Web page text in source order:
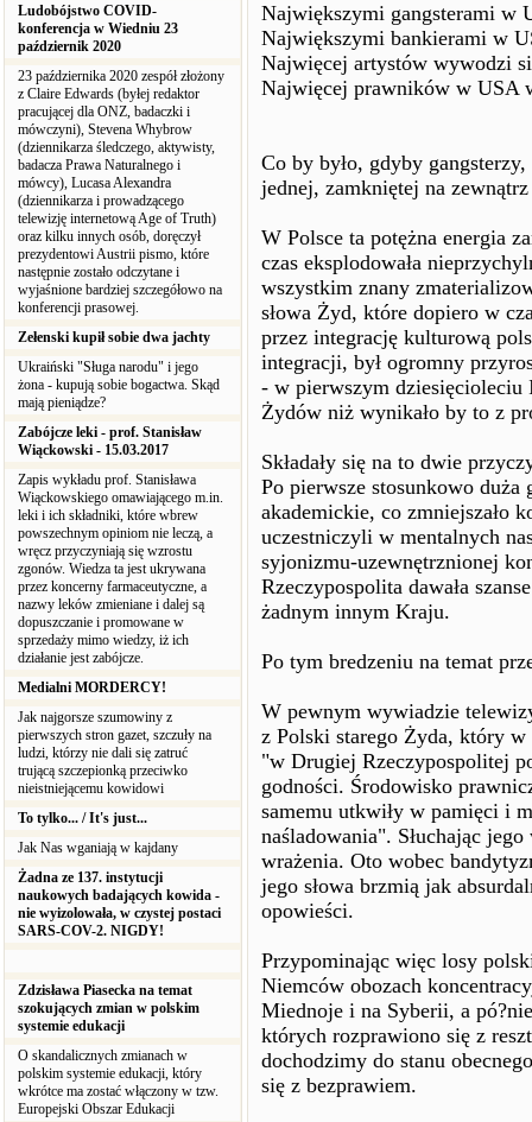
Ludobójstwo COVID-
konferencja w Wiedniu 23
październik 2020
23 października 2020 zespół złożony
z Claire Edwards (byłej redaktor
pracującej dla ONZ, badaczki i
mówczyni), Stevena Whybrow
(dziennikarza śledczego, aktywisty,
badacza Prawa Naturalnego i
mówcy), Lucasa Alexandra
(dziennikarza i prowadzącego
telewizję internetową Age of Truth)
oraz kilku innych osób, doręczył
prezydentowi Austrii pismo, które
następnie zostało odczytane i
wyjaśnione bardziej szczegółowo na
konferencji prasowej.
Zełenski kupił sobie dwa jachty
Ukraiński "Sługa narodu" i jego
żona - kupują sobie bogactwa. Skąd
mają pieniądze?
Zabójcze leki - prof. Stanisław
Wiąckowski - 15.03.2017
Zapis wykładu prof. Stanisława
Wiąckowskiego omawiającego m.in.
leki i ich składniki, które wbrew
powszechnym opiniom nie leczą, a
wręcz przyczyniają się wzrostu
zgonów. Wiedza ta jest ukrywana
przez koncerny farmaceutyczne, a
nazwy leków zmieniane i dalej są
dopuszczanie i promowane w
sprzedaży mimo wiedzy, iż ich
działanie jest zabójcze.
Medialni MORDERCY!
Jak najgorsze szumowiny z
pierwszych stron gazet, szczuły na
ludzi, którzy nie dali się zatruć
trującą szczepionką przeciwko
nieistniejącemu kowidowi
To tylko... / It's just...
Jak Nas wganiają w kajdany
Żadna ze 137. instytucji
naukowych badających kowida -
nie wyizolowała, w czystej postaci
SARS-COV-2. NIGDY!
Zdzisława Piasecka na temat
szokujących zmian w polskim
systemie edukacji
O skandalicznych zmianach w
polskim systemie edukacji, który
wkrótce ma zostać włączony w tzw.
Europejski Obszar Edukacji
Największymi gangsterami w
Największymi bankierami w
Najwięcej artystów wywodzi
Najwięcej prawników w USA
Co by było, gdyby
jednej, zamkniętej na
W Polsce ta potężna energia
czas eksplodowała
wszystkim znany
słowa Żyd, które dopiero w
przez integrację kulturową
integracji, był ogromny
- w pierwszym dziesięcioleciu
Żydów niż wynikało by to z
Składały się na to dwie
Po pierwsze stosunkowo duża
akademickie, co zmniejszało
uczestniczyli w mentalnych
syjonizmu-uzewnętrznionej
Rzeczypospolita dawała
żadnym innym Kraju.
Po tym bredzeniu na temat
W pewnym wywiadzie
z Polski starego Żyda, który
"w Drugiej Rzeczypospolitej
godności. Środowisko
samemu utkwiły w pamięci i
naśladowania". Słuchając
wrażenia. Oto wobec
jego słowa brzmią jak
opowieści.
Przypominając więc losy
Niemców obozach
Miednoje i na Syberii, a
których rozprawiono się z
dochodzimy do stanu
się z bezprawiem.